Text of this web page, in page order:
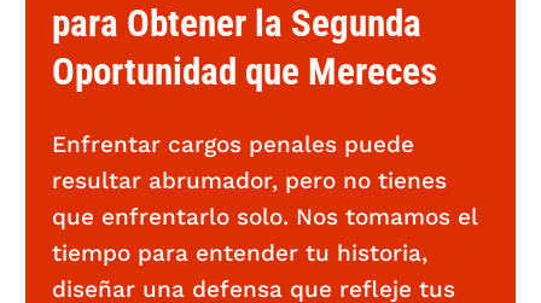
para Obtener la Segunda
Oportunidad que Mereces
Enfrentar cargos penales puede
resultar abrumador, pero no tienes
que enfrentarlo solo. Nos tomamos el
tiempo para entender tu historia,
diseñar una defensa que refleje tus